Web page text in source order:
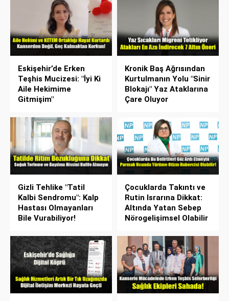
Eskişehir’de Erken
Teşhis Mucizesi: "İyi Ki
Aile Hekimime
Gitmişim"
Kronik Baş Ağrısından
Kurtulmanın Yolu "Sinir
Blokajı" Yaz Ataklarına
Çare Oluyor
Gizli Tehlike "Tatil
Kalbi Sendromu": Kalp
Hastası Olmayanları
Bile Vurabiliyor!
Çocuklarda Takıntı ve
Rutin Israrına Dikkat:
Altında Yatan Sebep
Nörogelişimsel Olabilir